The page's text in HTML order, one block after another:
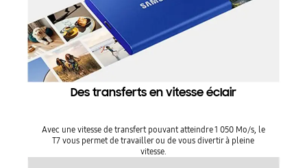
Des transferts en vitesse éclair
Avec une vitesse de transfert pouvant atteindre 1 050 Mo/s, le
T7 vous permet de travailler ou de vous divertir à pleine
vitesse.